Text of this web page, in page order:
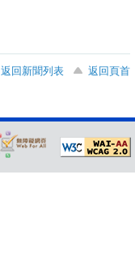
返回新聞列表
返回頁首